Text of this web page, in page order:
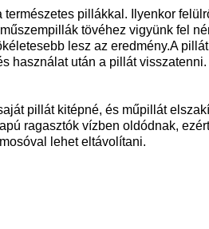
pillákkal. Ilyenkor
tövéhez vigyünk fel
lesz az eredmény.A
használat után a pillát visszatenni.
pillát kitépné, és műpillát
ragasztók vízben oldódnak,
lehet eltávolítani.